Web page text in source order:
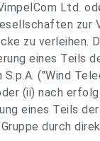
Ltd.
zur
zu verleihen.
eines Teils
("Wind
(ii) nach
eines Teils
durch